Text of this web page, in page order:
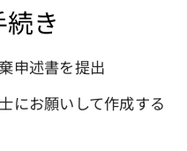
き
申述書を提出
お願いして作成する